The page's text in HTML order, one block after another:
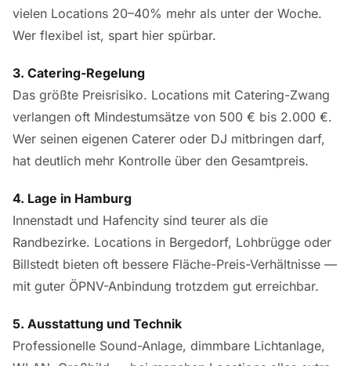
vielen Locations 20–40% mehr als unter der Woche.
Wer flexibel ist, spart hier spürbar.
3. Catering-Regelung
Das größte Preisrisiko. Locations mit Catering-Zwang
verlangen oft Mindestumsätze von 500 € bis 2.000 €.
Wer seinen eigenen Caterer oder DJ mitbringen darf,
hat deutlich mehr Kontrolle über den Gesamtpreis.
4. Lage in Hamburg
Innenstadt und Hafencity sind teurer als die
Randbezirke. Locations in Bergedorf, Lohbrügge oder
Billstedt bieten oft bessere Fläche-Preis-Verhältnisse —
mit guter ÖPNV-Anbindung trotzdem gut erreichbar.
5. Ausstattung und Technik
Professionelle Sound-Anlage, dimmbare Lichtanlage,